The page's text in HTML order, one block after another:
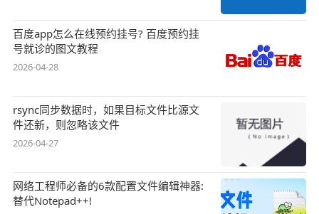
百度app怎么在线预约挂号? 百度预约挂
号就诊的图文教程
2026-04-28
rsync同步数据时，如果目标文件比源文
件还新，则忽略该文件
2026-04-27
网络工程师必备的6款配置文件编辑神器:
替代Notepad++!